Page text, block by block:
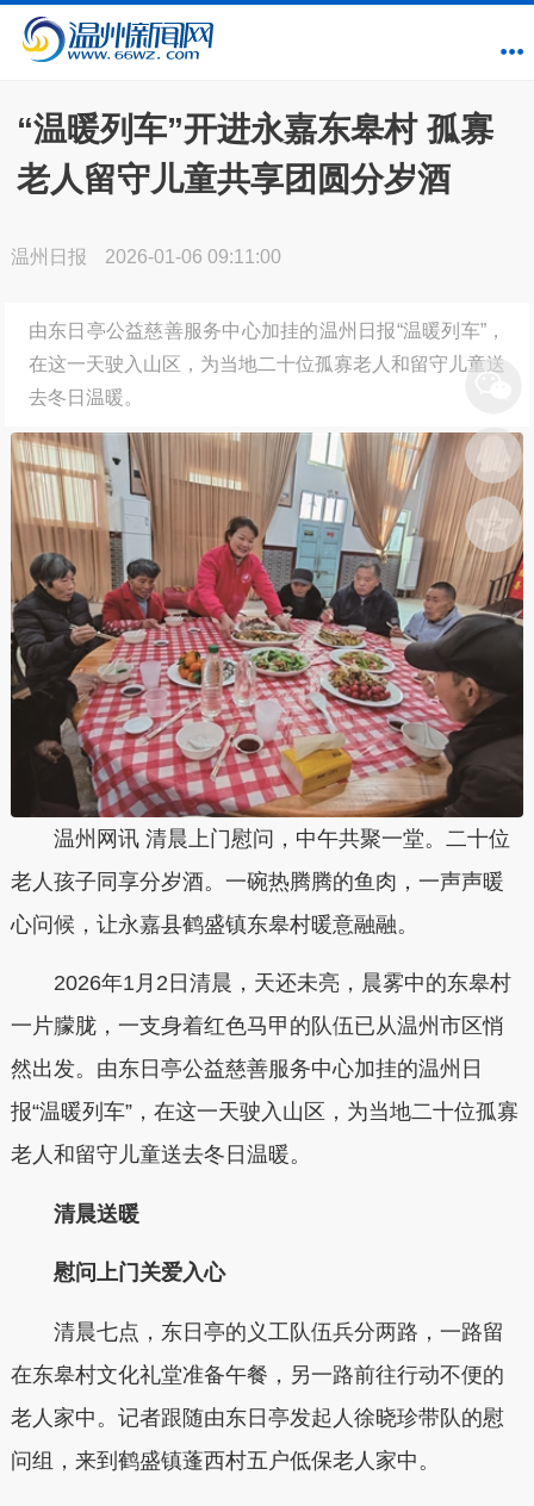
“温暖列车”开进永嘉东皋村 孤寡
老人留守儿童共享团圆分岁酒
温州日报 2026-01-06 09:11:00
由东日亭公益慈善服务中心加挂的温州日报“温暖列车”，
在这一天驶入山区，为当地二十位孤寡老人和留守儿童送
去冬日温暖。
温州网讯 清晨上门慰问，中午共聚一堂。二十位
老人孩子同享分岁酒。一碗热腾腾的鱼肉，一声声暖
心问候，让永嘉县鹤盛镇东皋村暖意融融。
2026年1月2日清晨，天还未亮，晨雾中的东皋村
一片朦胧，一支身着红色马甲的队伍已从温州市区悄
然出发。由东日亭公益慈善服务中心加挂的温州日
报“温暖列车”，在这一天驶入山区，为当地二十位孤寡
老人和留守儿童送去冬日温暖。
清晨送暖
慰问上门关爱入心
清晨七点，东日亭的义工队伍兵分两路，一路留
在东皋村文化礼堂准备午餐，另一路前往行动不便的
老人家中。记者跟随由东日亭发起人徐晓珍带队的慰
问组，来到鹤盛镇蓬西村五户低保老人家中。